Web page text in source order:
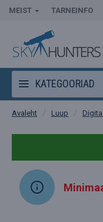
MEIST TARNEINFO
KATEGOORIAD
Avaleht Luup